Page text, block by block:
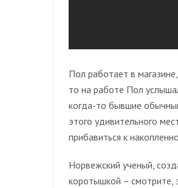
Пол работает в
то на работе Пол
когда-то бывшие
этого удивительного
прибавиться к
Норвежский ученый,
коротышкой – смотрите,